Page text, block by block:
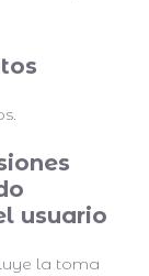
usuario
la toma